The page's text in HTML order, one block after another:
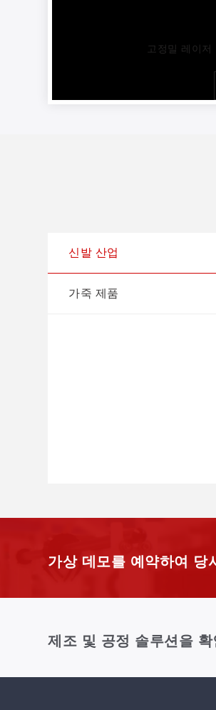
고정밀 레이저
신발 산업
가죽 제품
가상 데모를 예약하여 당
제조 및 공정 솔루션을 확